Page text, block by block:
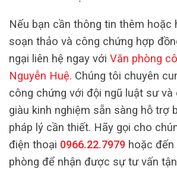
Nếu bạn cần thông tin thêm hoặc
soạn thảo và công chứng hợp
ngại liên hệ ngay với Văn phòng
Nguyễn Huệ. Chúng tôi chuyên
công chứng với đội ngũ luật sư và
giàu kinh nghiệm sẵn sàng hỗ trợ
pháp lý cần thiết. Hãy gọi cho
điện thoại 0966.22.7979 hoặc
phòng để nhận được sự tư vấn